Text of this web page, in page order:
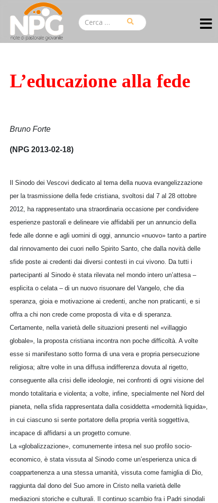
L’educazione alla fede
Bruno Forte
(NPG 2013-02-18)
Il Sinodo dei Vescovi dedicato al tema della nuova evangelizzazione
per la trasmissione della fede cristiana, svoltosi dal 7 al 28 ottobre
2012, ha rappresentato una straordinaria occasione per condividere
esperienze pastorali e delineare vie affidabili per un annuncio della
fede alle donne e agli uomini di oggi, annuncio «nuovo» tanto a partire
dal rinnovamento dei cuori nello Spirito Santo, che dalla novità delle
sfide poste ai credenti dai diversi contesti in cui vivono. Da tutti i
partecipanti al Sinodo è stata rilevata nel mondo intero un’attesa –
esplicita o celata – di un nuovo risuonare del Vangelo, che dia
speranza, gioia e motivazione ai credenti, anche non praticanti, e si
offra a chi non crede come proposta di vita e di speranza.
Certamente, nella varietà delle situazioni presenti nel «villaggio
globale», la proposta cristiana incontra non poche difficoltà. A volte
esse si manifestano sotto forma di una vera e propria persecuzione
religiosa; altre volte in una diffusa indifferenza dovuta al rigetto,
conseguente alla crisi delle ideologie, nei confronti di ogni visione del
mondo totalitaria e violenta; a volte, infine, specialmente nel Nord del
pianeta, nella sfida rappresentata dalla cosiddetta «modernità liquida»,
in cui ciascuno si sente portatore della propria verità soggettiva,
incapace di affidarsi a un progetto comune.
La «globalizzazione», comunemente intesa nel suo profilo socio-
economico, è stata vissuta al Sinodo come un’esperienza unica di
coappartenenza a una stessa umanità, vissuta come famiglia di Dio,
raggiunta dal dono del Suo amore in Cristo nella varietà delle
mediazioni storiche e culturali. Il continuo scambio fra i Padri sinodali